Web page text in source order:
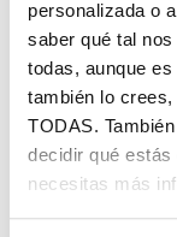
personalizada o
saber qué tal
todas, aunque
también lo
TODAS.
decidir qué
necesitas más
3.000 escolares
años tienen la
única en el
impulsar el juego
El programa
posibilita volver a
expresivos y